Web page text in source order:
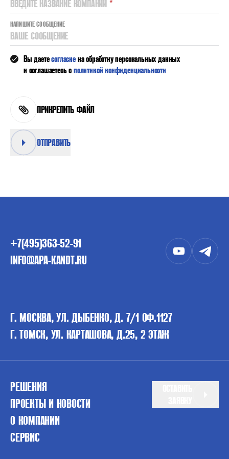
ВВЕДИТЕ НАЗВАНИЕ КОМПАНИИ *
НАПИШИТЕ СООБЩЕНИЕ
ВАШЕ СООБЩЕНИЕ
Вы даетесогласиена обработку персональных данных
и соглашаетесь сполитикой конфиденциальности
ПРИКРЕПИТЬ ФАЙЛ
ОТПРАВИТЬ
+7(495)363-52-91
INFO@APA-KANDT.RU
Г. МОСКВА, УЛ. ДЫБЕНКО, Д. 7/1 ОФ.1127
Г. ТОМСК, УЛ. КАРТАШОВА, Д.25, 2 ЭТАЖ
РЕШЕНИЯ
ПРОЕКТЫ И НОВОСТИ
О КОМПАНИИ
СЕРВИС